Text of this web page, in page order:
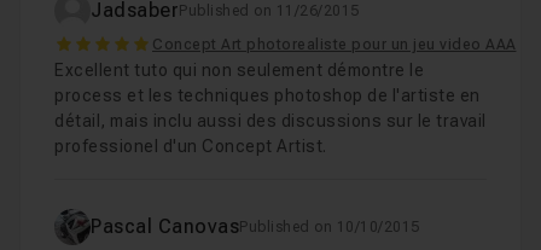
Jadsaber Published on 11/26/2015
5 Concept Art photorealiste pour un jeu video AAA
Excellent tuto qui non seulement démontre le
process et les techniques photoshop de l'artiste en
détail, mais inclu aussi des discussions sur le travail
professionel d'un Concept Artist.
Pascal CanovasPublished on 10/10/2015